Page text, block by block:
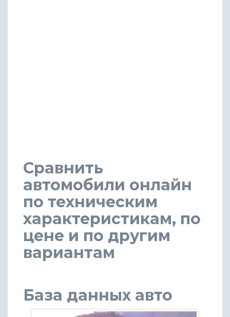
Сравнить
автомобили онлайн
по техническим
характеристикам, по
цене и по другим
вариантам
База данных авто